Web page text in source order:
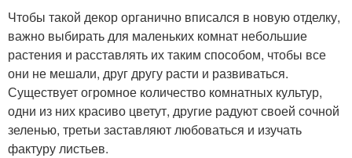
Чтобы такой декор органично вписался в новую отделку,
важно выбирать для маленьких комнат небольшие
растения и расставлять их таким способом, чтобы все
они не мешали, друг другу расти и развиваться.
Существует огромное количество комнатных культур,
одни из них красиво цветут, другие радуют своей сочной
зеленью, третьи заставляют любоваться и изучать
фактуру листьев.